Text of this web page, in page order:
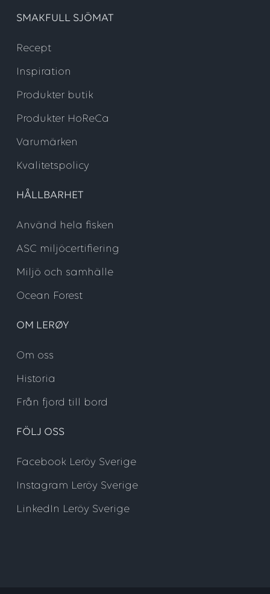
SMAKFULL SJÖMAT
Recept
Inspiration
Produkter butik
Produkter HoReCa
Varumärken
Kvalitetspolicy
HÅLLBARHET
Använd hela fisken
ASC miljöcertifiering
Miljö och samhälle
Ocean Forest
OM LERØY
Om oss
Historia
Från fjord till bord
FÖLJ OSS
Facebook Leröy Sverige
Instagram Leröy Sverige
LinkedIn Leröy Sverige